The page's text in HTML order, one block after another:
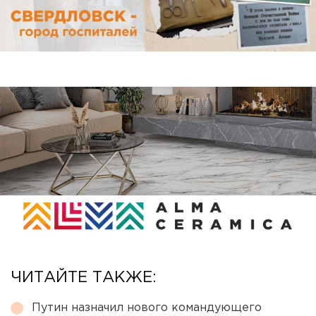
ЧИТАЙТЕ ТАКЖЕ:
Путин назначил нового командующего